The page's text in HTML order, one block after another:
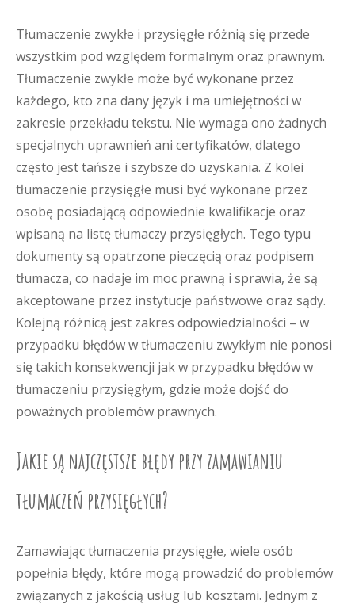
Tłumaczenie zwykłe i przysięgłe różnią się przede
wszystkim pod względem formalnym oraz prawnym.
Tłumaczenie zwykłe może być wykonane przez
każdego, kto zna dany język i ma umiejętności w
zakresie przekładu tekstu. Nie wymaga ono żadnych
specjalnych uprawnień ani certyfikatów, dlatego
często jest tańsze i szybsze do uzyskania. Z kolei
tłumaczenie przysięgłe musi być wykonane przez
osobę posiadającą odpowiednie kwalifikacje oraz
wpisaną na listę tłumaczy przysięgłych. Tego typu
dokumenty są opatrzone pieczęcią oraz podpisem
tłumacza, co nadaje im moc prawną i sprawia, że są
akceptowane przez instytucje państwowe oraz sądy.
Kolejną różnicą jest zakres odpowiedzialności – w
przypadku błędów w tłumaczeniu zwykłym nie ponosi
się takich konsekwencji jak w przypadku błędów w
tłumaczeniu przysięgłym, gdzie może dojść do
poważnych problemów prawnych.
Jakie są najczęstsze błędy przy zamawianiu
tłumaczeń przysięgłych?
Zamawiając tłumaczenia przysięgłe, wiele osób
popełnia błędy, które mogą prowadzić do problemów
związanych z jakością usług lub kosztami. Jednym z